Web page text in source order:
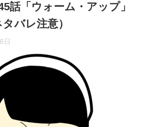
話「ウォーム・アップ」
バレ注意）
日